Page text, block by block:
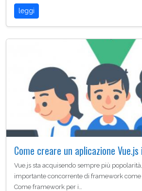
leggi
Come creare un aplicazione
Vue.js sta acquisendo sempre più
importante concorrente di framework come
Come framework per i…